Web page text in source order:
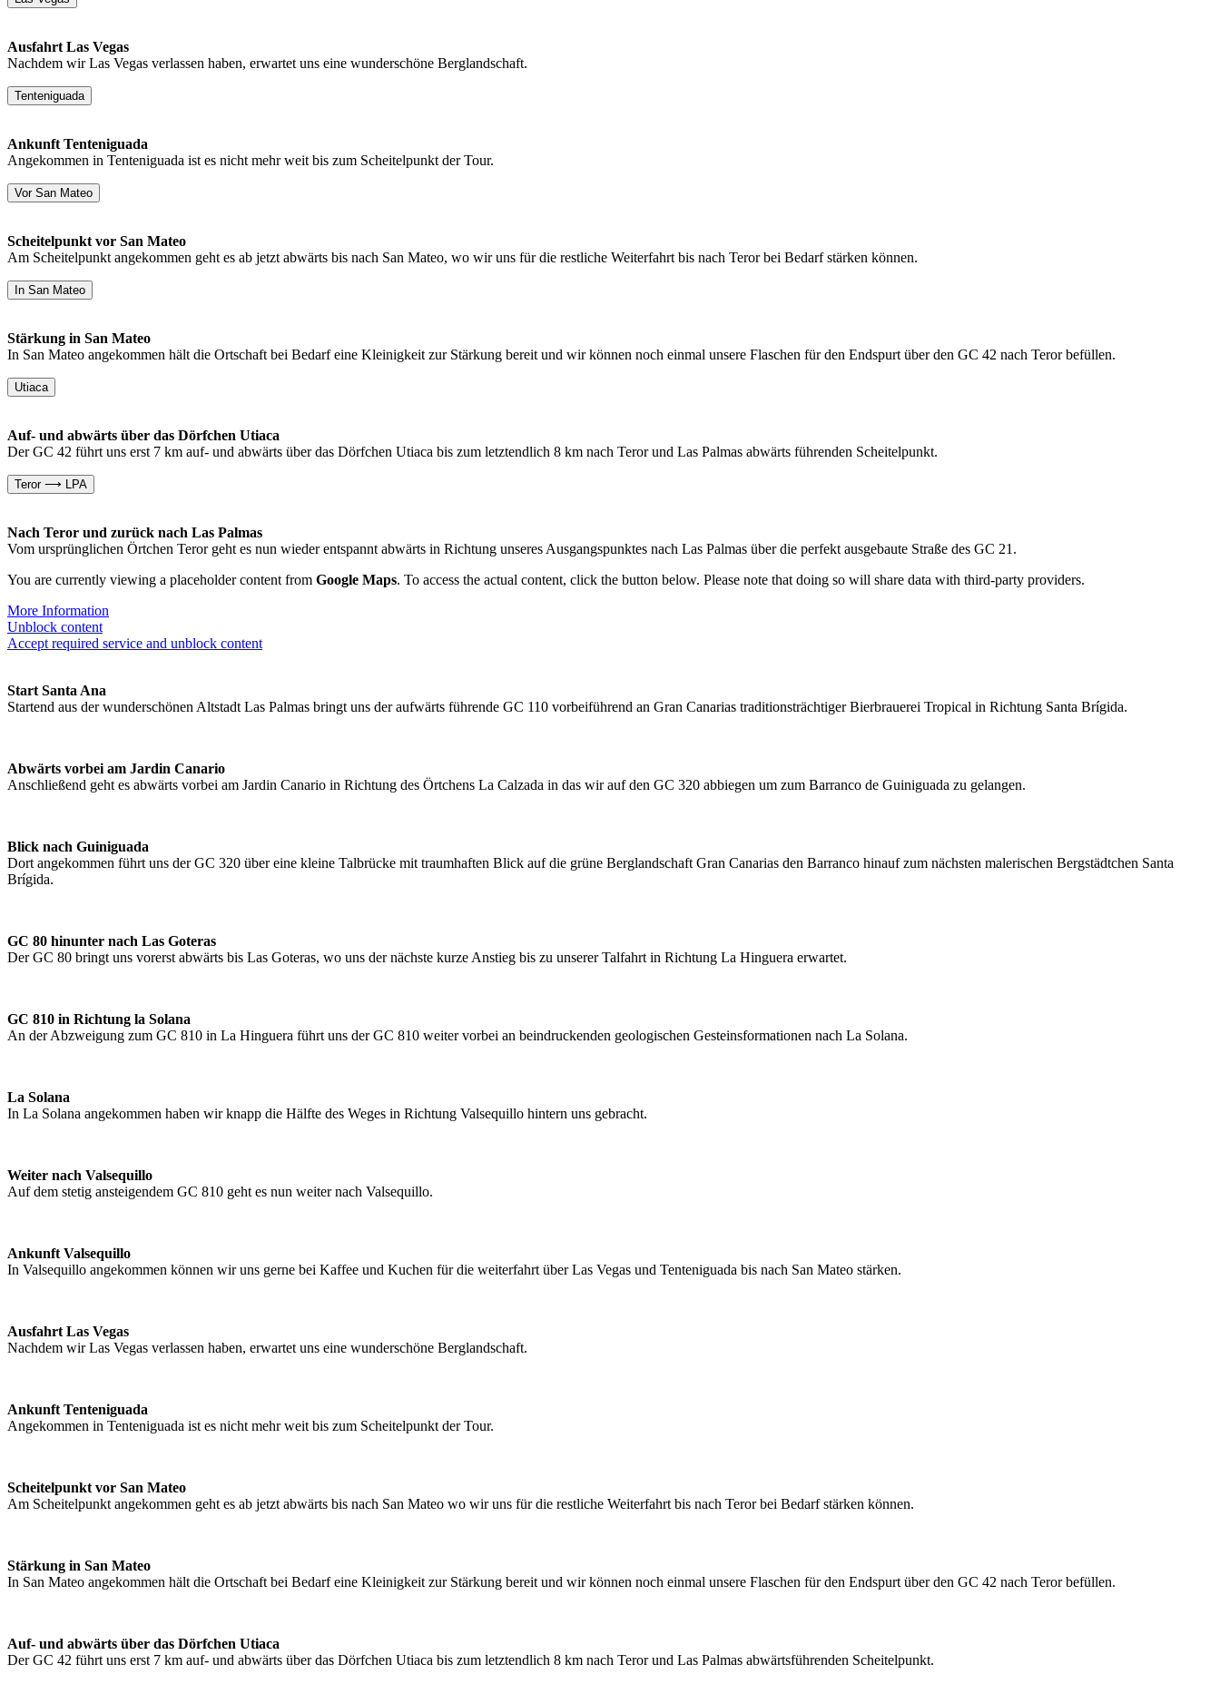
Ausfahrt Las Vegas
Nachdem wir Las Vegas verlassen haben, erwartet uns eine wunderschöne Berglandschaft.
Tenteniguada
Ankunft Tenteniguada
Angekommen in Tenteniguada ist es nicht mehr weit bis zum Scheitelpunkt der Tour.
Vor San Mateo
Scheitelpunkt vor San Mateo
Am Scheitelpunkt angekommen geht es ab jetzt abwärts bis nach San Mateo, wo wir uns für die restliche Weiterfahrt bis nach Teror bei Bedarf stärken können.
In San Mateo
Stärkung in San Mateo
In San Mateo angekommen hält die Ortschaft bei Bedarf eine Kleinigkeit zur Stärkung bereit und wir können noch einmal unsere Flaschen für den Endspurt über den GC 42 nach Teror befüllen.
Utiaca
Auf- und abwärts über das Dörfchen Utiaca
Der GC 42 führt uns erst 7 km auf- und abwärts über das Dörfchen Utiaca bis zum letztendlich 8 km nach Teror und Las Palmas abwärts führenden Scheitelpunkt.
Teror ⟶ LPA
Nach Teror und zurück nach Las Palmas
Vom ursprünglichen Örtchen Teror geht es nun wieder entspannt abwärts in Richtung unseres Ausgangspunktes nach Las Palmas über die perfekt ausgebaute Straße des GC 21.
You are currently viewing a placeholder content from Google Maps. To access the actual content, click the button below. Please note that doing so will share data with third-party providers.
More Information
Unblock content
Accept required service and unblock content
Start Santa Ana
Startend aus der wunderschönen Altstadt Las Palmas bringt uns der aufwärts führende GC 110 vorbeiführend an Gran Canarias traditionsträchtiger Bierbrauerei Tropical in Richtung Santa Brígida.
Abwärts vorbei am Jardin Canario
Anschließend geht es abwärts vorbei am Jardin Canario in Richtung des Örtchens La Calzada in das wir auf den GC 320 abbiegen um zum Barranco de Guiniguada zu gelangen.
Blick nach Guiniguada
Dort angekommen führt uns der GC 320 über eine kleine Talbrücke mit traumhaften Blick auf die grüne Berglandschaft Gran Canarias den Barranco hinauf zum nächsten malerischen Bergstädtchen Santa
Brígida.
GC 80 hinunter nach Las Goteras
Der GC 80 bringt uns vorerst abwärts bis Las Goteras, wo uns der nächste kurze Anstieg bis zu unserer Talfahrt in Richtung La Hinguera erwartet.
GC 810 in Richtung la Solana
An der Abzweigung zum GC 810 in La Hinguera führt uns der GC 810 weiter vorbei an beindruckenden geologischen Gesteinsformationen nach La Solana.
La Solana
In La Solana angekommen haben wir knapp die Hälfte des Weges in Richtung Valsequillo hintern uns gebracht.
Weiter nach Valsequillo
Auf dem stetig ansteigendem GC 810 geht es nun weiter nach Valsequillo.
Ankunft Valsequillo
In Valsequillo angekommen können wir uns gerne bei Kaffee und Kuchen für die weiterfahrt über Las Vegas und Tenteniguada bis nach San Mateo stärken.
Ausfahrt Las Vegas
Nachdem wir Las Vegas verlassen haben, erwartet uns eine wunderschöne Berglandschaft.
Ankunft Tenteniguada
Angekommen in Tenteniguada ist es nicht mehr weit bis zum Scheitelpunkt der Tour.
Scheitelpunkt vor San Mateo
Am Scheitelpunkt angekommen geht es ab jetzt abwärts bis nach San Mateo wo wir uns für die restliche Weiterfahrt bis nach Teror bei Bedarf stärken können.
Stärkung in San Mateo
In San Mateo angekommen hält die Ortschaft bei Bedarf eine Kleinigkeit zur Stärkung bereit und wir können noch einmal unsere Flaschen für den Endspurt über den GC 42 nach Teror befüllen.
Auf- und abwärts über das Dörfchen Utiaca
Der GC 42 führt uns erst 7 km auf- und abwärts über das Dörfchen Utiaca bis zum letztendlich 8 km nach Teror und Las Palmas abwärtsführenden Scheitelpunkt.